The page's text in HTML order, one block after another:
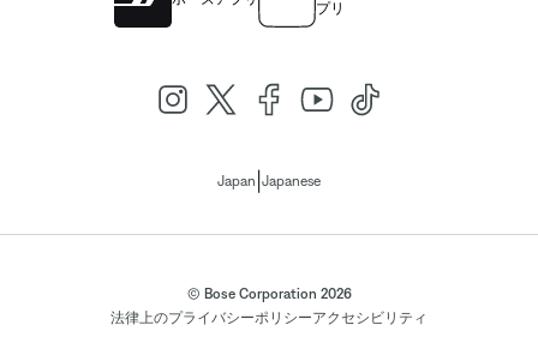
プリ
Japan Japanese
© Bose Corporation 2026
法律上のプライバシーポリシーアクセシビリティ